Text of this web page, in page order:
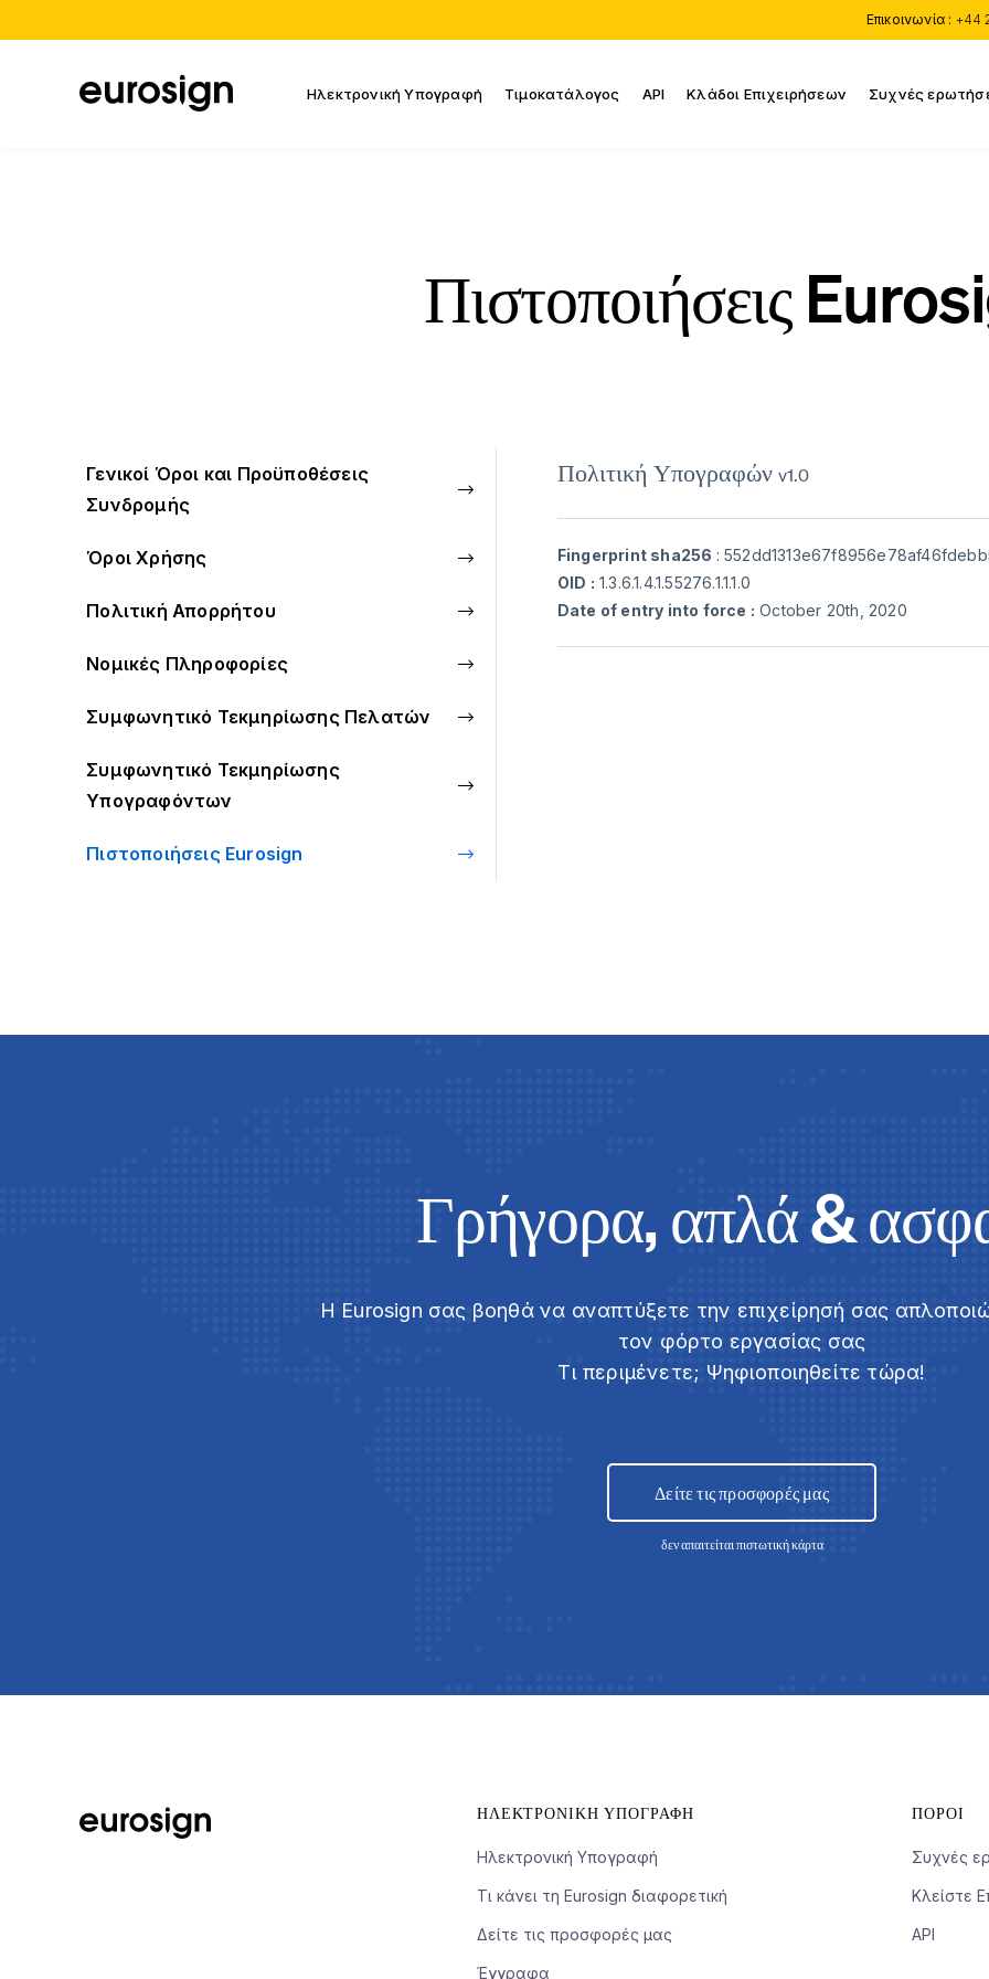
Επικοινωνία : +44
Ηλεκτρονική Υπογραφή Τιμοκατάλογος API Κλάδοι Επιχειρήσεων Συχνές
Πιστοποιήσεις
Γενικοί Όροι και Προϋποθέσεις
Συνδρομής
Όροι Χρήσης
Πολιτική Απορρήτου
Νομικές Πληροφορίες
Συμφωνητικό Τεκμηρίωσης Πελατών
Συμφωνητικό Τεκμηρίωσης
Υπογραφόντων
Πιστοποιήσεις Eurosign
Πολιτική Υπογραφών v1.0
Fingerprint sha256 :
OID : 1.3.6.1.4.1.55276.1.1.1.0
Date of entry into force : October 20th, 2020
Γρήγορα, απλά &
Η Eurosign σας βοηθά να αναπτύξετε την επιχείρησή σας
τον φόρτο εργασίας σας
Τι περιμένετε; Ψηφιοποιηθείτε τώρα!
Δείτε τις προσφορές μας
δεν απαιτείται πιστωτική κάρτα
ΗΛΕΚΤΡΟΝΙΚΉ ΥΠΟΓΡΑΦΉ
Ηλεκτρονική Υπογραφή
Τι κάνει τη Eurosign διαφορετική
Δείτε τις προσφορές μας
Έγγραφα
ΠΌΡΟΙ
Συχνές
Κλείστε
API